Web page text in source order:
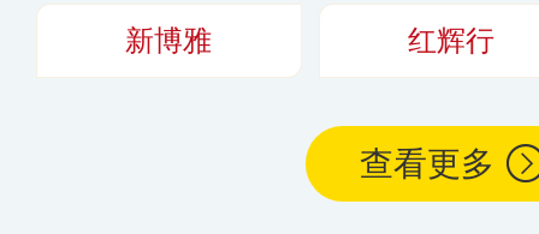
新博雅 红辉行
查看更多